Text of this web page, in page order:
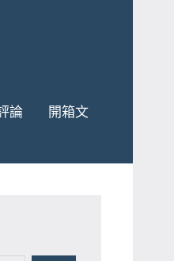
論 開箱文